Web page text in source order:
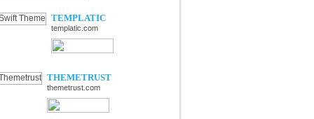
TEMPLATIC
templatic.com
THEMETRUST
themetrust.com